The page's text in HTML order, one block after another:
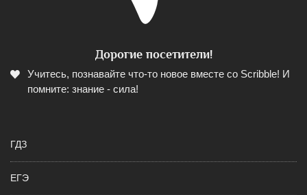
Дорогие посетители!
Учитесь, познавайте что-то новое вместе со Scribble! И
помните: знание - сила!
ГДЗ
ЕГЭ